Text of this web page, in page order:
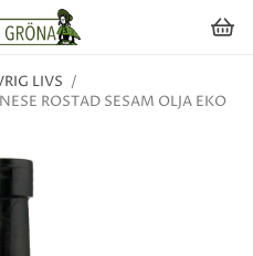
LIVS /
ROSTAD SESAM OLJA EKO